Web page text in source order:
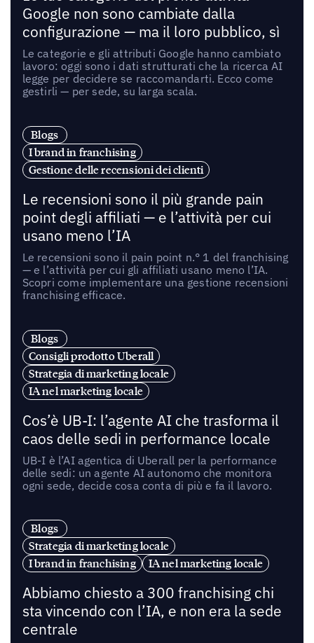
Google non sono cambiate dalla
configurazione — ma il loro pubblico, sì
Le categorie e gli attributi Google hanno cambiato
lavoro: oggi sono i dati strutturati che la ricerca AI
legge per decidere se raccomandarti. Ecco come
gestirli — per sede, su larga scala.
Blogs
I brand in franchising
Gestione delle recensioni dei clienti
Le recensioni sono il più grande pain
point degli affiliati — e l’attività per cui
usano meno l’IA
Le recensioni sono il pain point n.° 1 del franchising
— e l’attività per cui gli affiliati usano meno l’IA.
Scopri come implementare una gestione recensioni
franchising efficace.
Blogs
Consigli prodotto Uberall
Strategia di marketing locale
IA nel marketing locale
Cos’è UB-I: l’agente AI che trasforma il
caos delle sedi in performance locale
UB-I è l’AI agentica di Uberall per la performance
delle sedi: un agente AI autonomo che monitora
ogni sede, decide cosa conta di più e fa il lavoro.
Blogs
Strategia di marketing locale
I brand in franchising
IA nel marketing locale
Abbiamo chiesto a 300 franchising chi
sta vincendo con l’IA, e non era la sede
centrale